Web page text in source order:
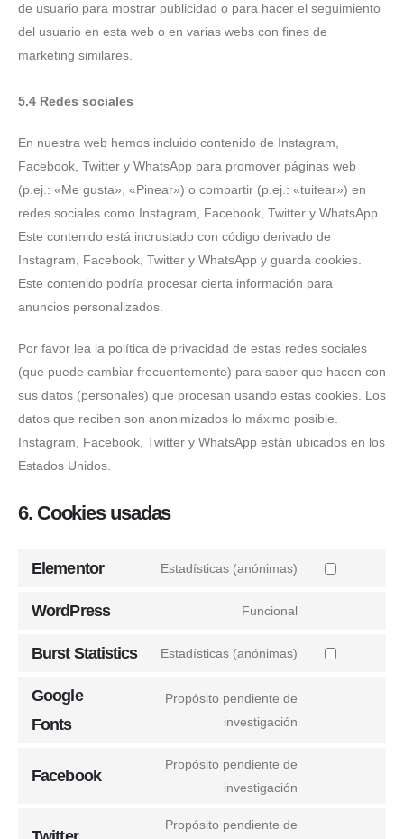
de usuario para mostrar publicidad o para hacer el seguimiento
del usuario en esta web o en varias webs con fines de
marketing similares.
5.4 Redes sociales
En nuestra web hemos incluido contenido de Instagram,
Facebook, Twitter y WhatsApp para promover páginas web
(p.ej.: «Me gusta», «Pinear») o compartir (p.ej.: «tuitear») en
redes sociales como Instagram, Facebook, Twitter y WhatsApp.
Este contenido está incrustado con código derivado de
Instagram, Facebook, Twitter y WhatsApp y guarda cookies.
Este contenido podría procesar cierta información para
anuncios personalizados.
Por favor lea la política de privacidad de estas redes sociales
(que puede cambiar frecuentemente) para saber que hacen con
sus datos (personales) que procesan usando estas cookies. Los
datos que reciben son anonimizados lo máximo posible.
Instagram, Facebook, Twitter y WhatsApp están ubicados en los
Estados Unidos.
6. Cookies usadas
Elementor Estadísticas (anónimas)
WordPress Funcional
Burst Statistics Estadísticas (anónimas)
Google
Fonts
Propósito pendiente de
investigación
Facebook
Propósito pendiente de
investigación
Propósito pendiente de